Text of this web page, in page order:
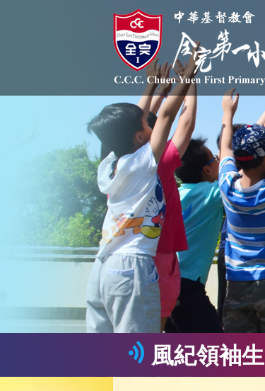
風紀領袖生